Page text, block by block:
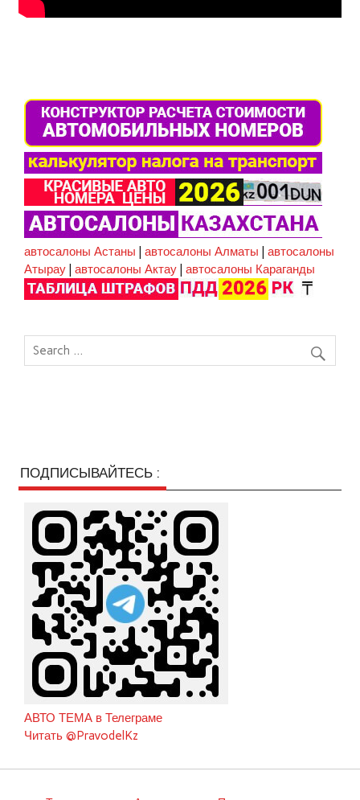
автосалоны Астаны |автосалоны Алматы |автосалоны
Атырау |автосалоны Актау |автосалоны Караганды
ПОДПИСЫВАЙТЕСЬ :
АВТО ТЕМА в Телеграме
Читать @PravodelKz